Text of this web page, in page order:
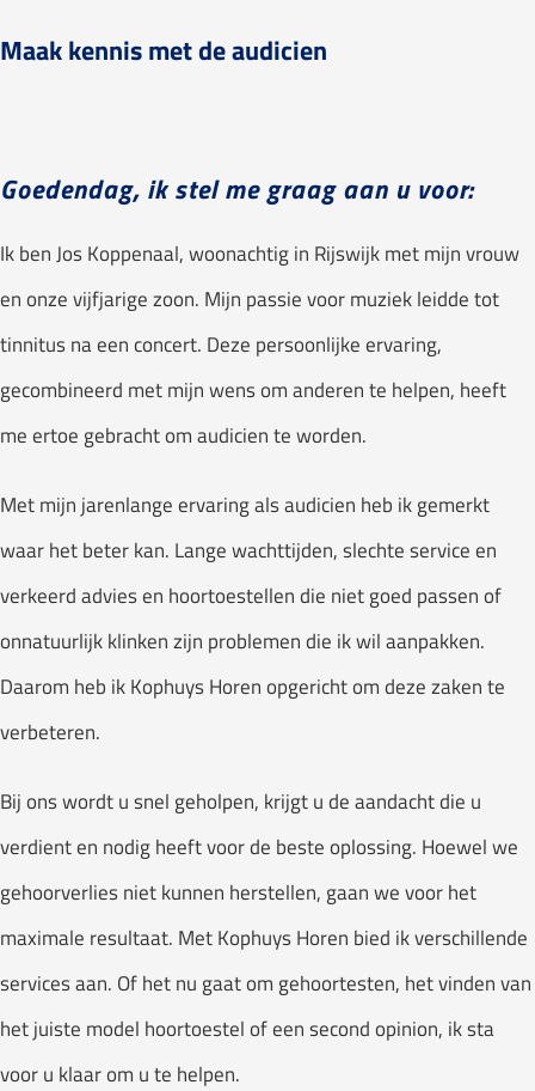
Maak kennis met de audicien
Goedendag, ik stel me graag aan u voor:
Ik ben Jos Koppenaal, woonachtig in Rijswijk met mijn vrouw
en onze vijfjarige zoon. Mijn passie voor muziek leidde tot
tinnitus na een concert. Deze persoonlijke ervaring,
gecombineerd met mijn wens om anderen te helpen, heeft
me ertoe gebracht om audicien te worden.
Met mijn jarenlange ervaring als audicien heb ik gemerkt
waar het beter kan. Lange wachttijden, slechte service en
verkeerd advies en hoortoestellen die niet goed passen of
onnatuurlijk klinken zijn problemen die ik wil aanpakken.
Daarom heb ik Kophuys Horen opgericht om deze zaken te
verbeteren.
Bij ons wordt u snel geholpen, krijgt u de aandacht die u
verdient en nodig heeft voor de beste oplossing. Hoewel we
gehoorverlies niet kunnen herstellen, gaan we voor het
maximale resultaat. Met Kophuys Horen bied ik verschillende
services aan. Of het nu gaat om gehoortesten, het vinden van
het juiste model hoortoestel of een second opinion, ik sta
voor u klaar om u te helpen.